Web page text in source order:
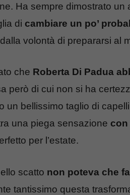
Ha sempre dimostrato
di cambiare un po’
volontà di prepararsi al
che Roberta Di Padua
però di cui non si ha
un bellissimo taglio di
una piega sensazione con
per l’estate.
scatto non poteva che
tantissimo questa